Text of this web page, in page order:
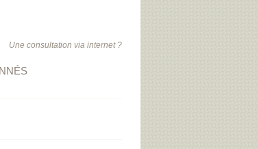
Une consultation via internet ?